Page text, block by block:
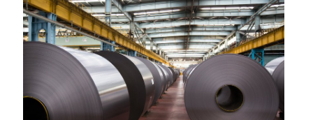
CRC,
HDG
падають
конкуренцію